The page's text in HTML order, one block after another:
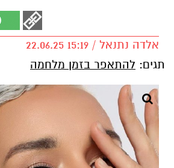
אלדה נתנאל / 15:19 22.06.25
תגים: להתאפר בזמן מלחמה